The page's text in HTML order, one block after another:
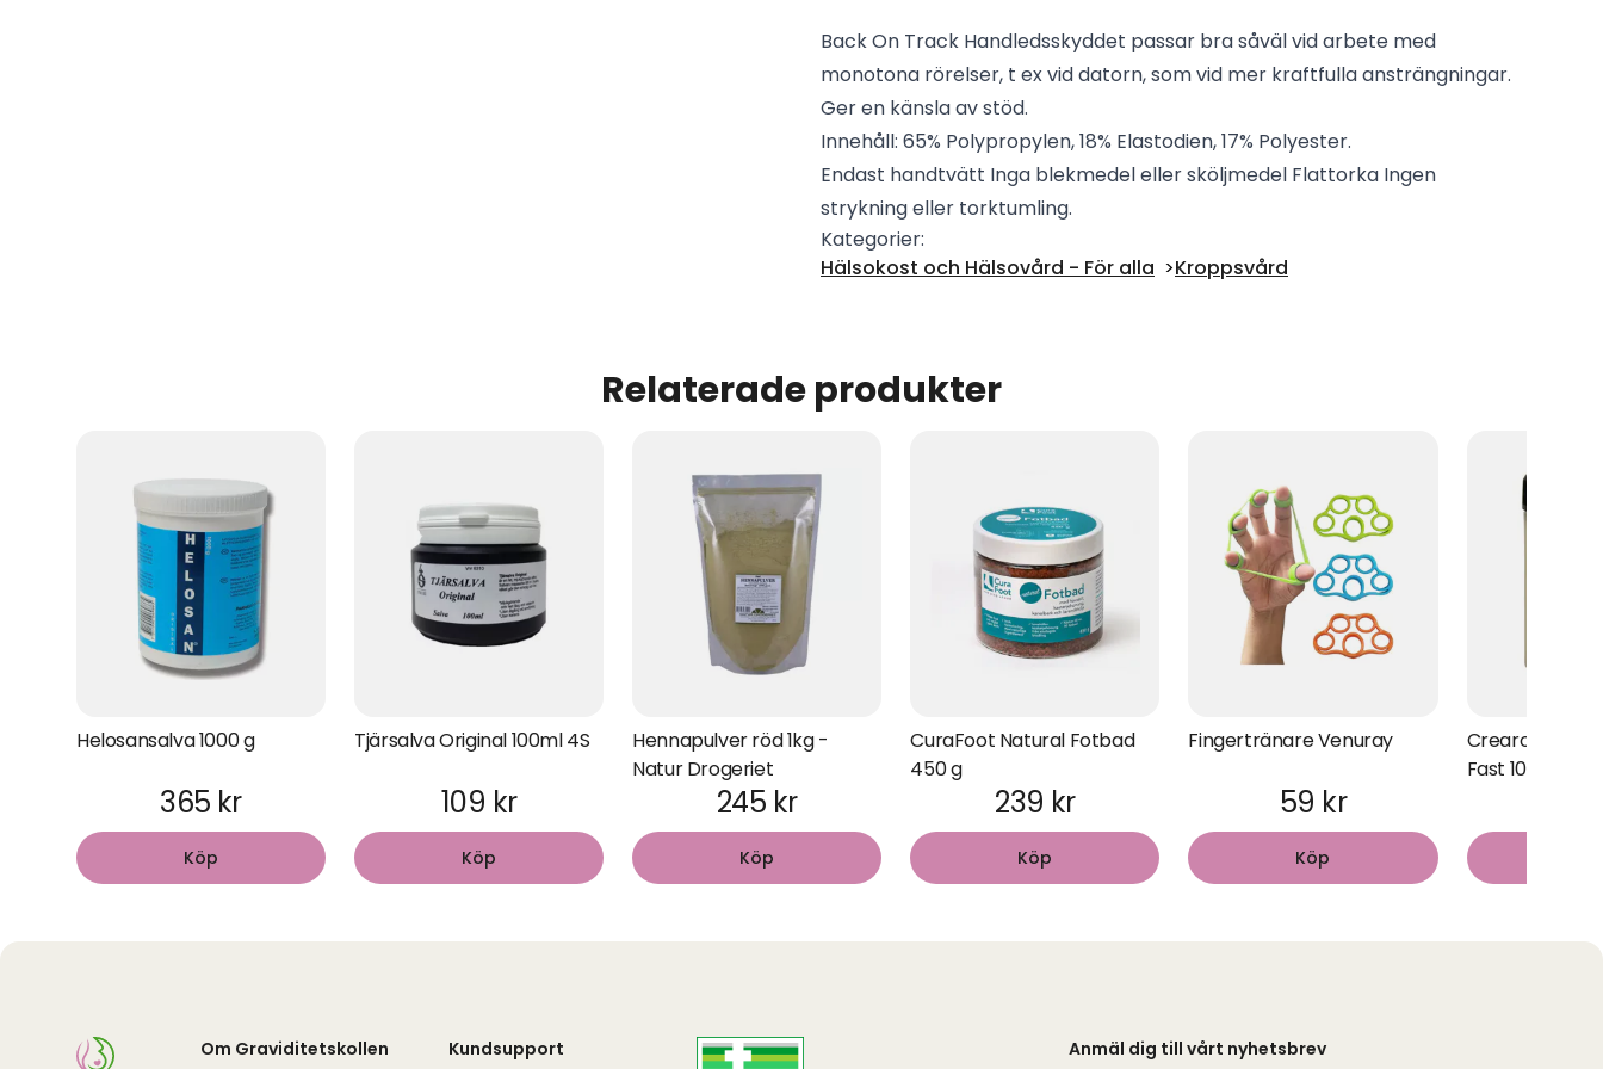
Back On Track Handledsskyddet passar bra såväl vid arbete med
monotona rörelser, t ex vid datorn, som vid mer kraftfulla ansträngningar.
Ger en känsla av stöd.
Innehåll: 65% Polypropylen, 18% Elastodien, 17% Polyester.
Endast handtvätt Inga blekmedel eller sköljmedel Flattorka Ingen
strykning eller torktumling.
Kategorier:
Hälsokost och Hälsovård - För alla
Kroppsvård
Relaterade produkter
Helosansalva 1000 g
365 kr
Köp
Tjärsalva Original 100ml 4S
109 kr
Köp
Hennapulver röd 1kg -
Natur Drogeriet
245 kr
Köp
CuraFoot Natural Fotbad
450 g
239 kr
Köp
Fingertränare Venuray
59 kr
Köp
Crearome
Fast 100g EKO
Om Graviditetskollen Kundsupport Anmäl dig till vårt nyhetsbrev